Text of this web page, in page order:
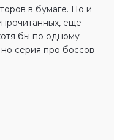
в бумаге. Но и
еще
бы по одному
серия про боссов